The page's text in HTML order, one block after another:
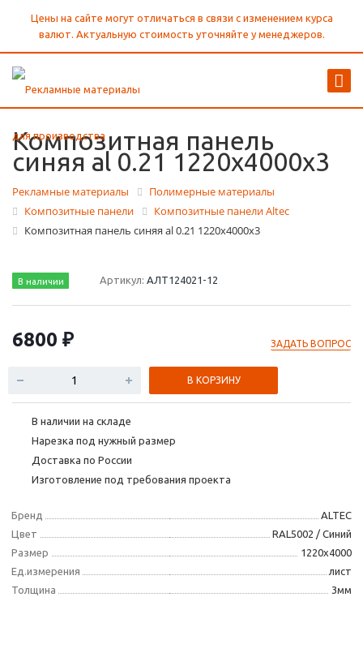
Цены на сайте могут отличаться в связи с изменением курса
валют. Актуальную стоимость уточняйте у менеджеров.
Композитная панель
синяя al 0.21 1220х4000х3
Рекламные материалы
Полимерные материалы
Композитные панели
Композитные панели Altec
Композитная панель синяя al 0.21 1220х4000х3
В наличии Артикул:АЛТ124021-12
6800 ₽ ЗАДАТЬ ВОПРОС
В КОРЗИНУ
В наличии на складе
Нарезка под нужный размер
Доставка по России
Изготовление под требования проекта
Бренд
ALTEC
Цвет
RAL5002 / Синий
Размер
1220х4000
Ед.измерения
лист
Толщина
3мм